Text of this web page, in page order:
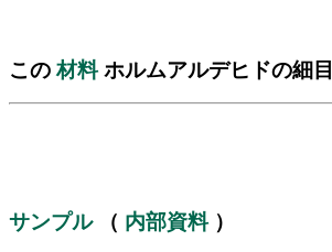
この材料ホルムアルデヒドの細目
サンプル （ 内部資料 ）